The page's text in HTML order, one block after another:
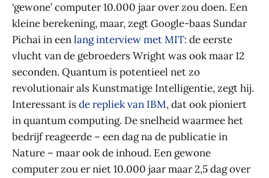
‘gewone’ computer 10.000 jaar over zou doen. Een
kleine berekening, maar, zegt Google-baas Sundar
Pichai in eenlang interview met MIT: de eerste
vlucht van de gebroeders Wright was ook maar 12
seconden. Quantum is potentieel net zo
revolutionair als Kunstmatige Intelligentie, zegt hij.
Interessant isde repliek van IBM, dat ook pioniert
in quantum computing. De snelheid waarmee het
bedrijf reageerde – een dag na de publicatie in
Nature – maar ook de inhoud. Een gewone
computer zou er niet 10.000 jaar maar 2,5 dag over